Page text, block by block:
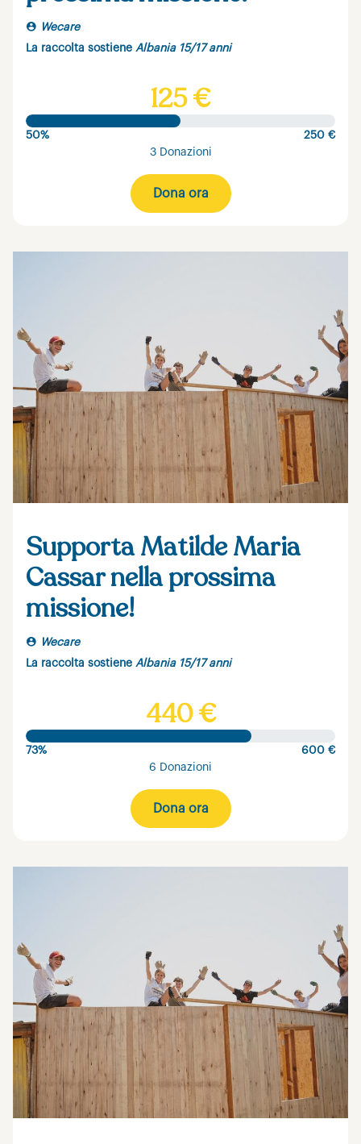
Wecare
La raccolta sostiene Albania 15/17 anni
125 €
50%
250 €
3 Donazioni
Dona ora
Supporta Matilde Maria
Cassar nella prossima
missione!
Wecare
La raccolta sostiene Albania 15/17 anni
440 €
73%
600 €
6 Donazioni
Dona ora